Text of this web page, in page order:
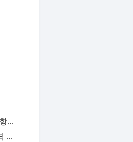
유가급등에 항공주 급락하는데…왜 대한항공은 잘 버티지?
강경준, 상간남 피소…사랑꾼 이미지 타격 [MK픽] - 스타투데이